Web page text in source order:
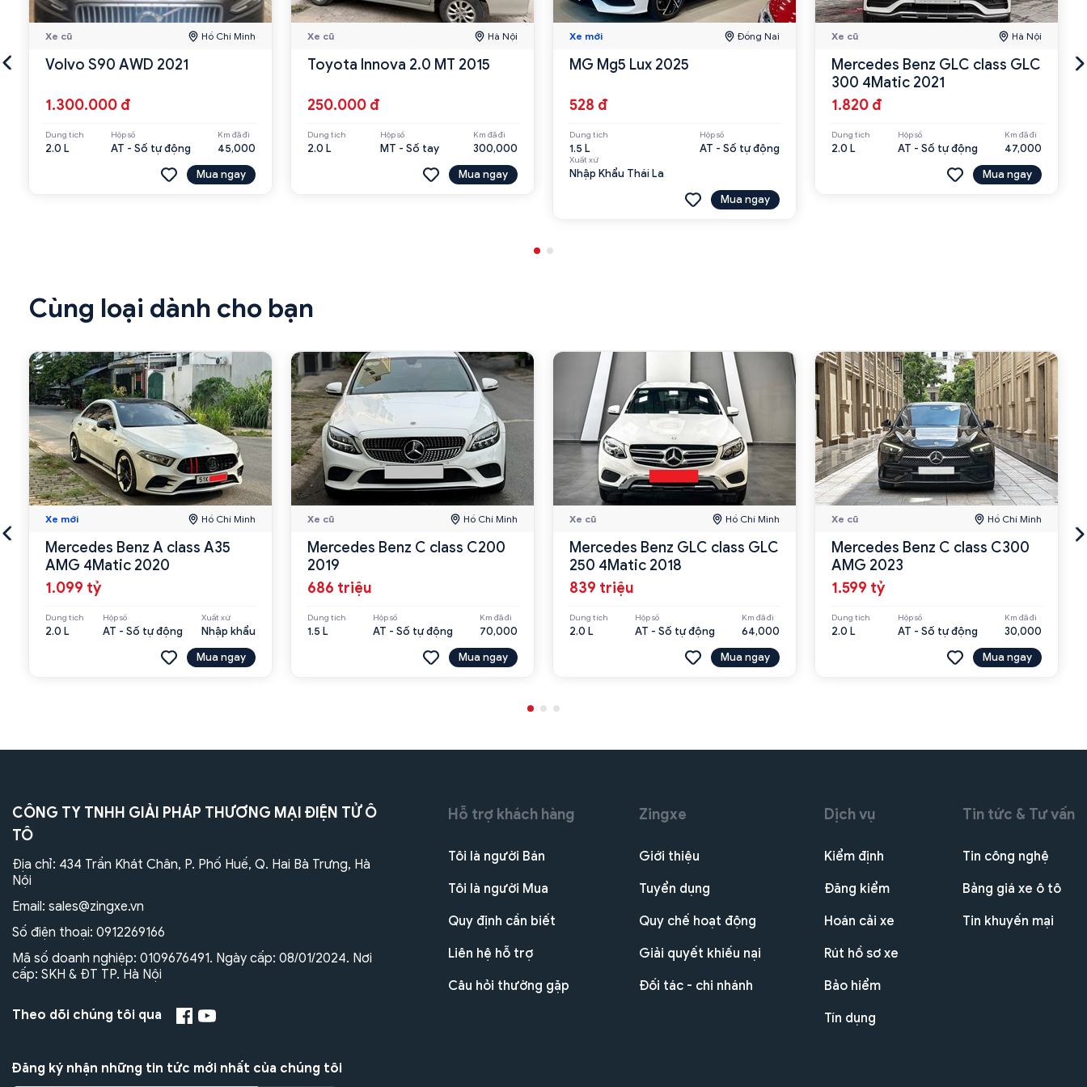
Xe cũ Hồ Chí Minh
Volvo S90 AWD 2021
1.300.000 đ
Dung tích
2.0 L
Hộp số
AT - Số tự động
Km đã đi
45,000
Mua ngay
Xe cũ Hà Nội
Toyota Innova 2.0 MT 2015
250.000 đ
Dung tích
2.0 L
Hộp số
MT - Số tay
Km đã đi
300,000
Mua ngay
Xe mới Đồng Nai
MG Mg5 Lux 2025
528 đ
Dung tích
1.5 L
Hộp số
AT - Số tự động
Xuất xứ
Nhập Khẩu Thái La
Mua ngay
Xe cũ Hà Nội
Mercedes Benz GLC class GLC
300 4Matic 2021
1.820 đ
Dung tích
2.0 L
Hộp số
AT - Số tự động
Km đã đi
47,000
Mua ngay
Cùng loại dành cho bạn
Xe mới Hồ Chí Minh
Mercedes Benz A class A35
AMG 4Matic 2020
1.099 tỷ
Dung tích
2.0 L
Hộp số
AT - Số tự động
Xuất xứ
Nhập khẩu
Mua ngay
Xe cũ Hồ Chí Minh
Mercedes Benz C class C200
2019
686 triệu
Dung tích
1.5 L
Hộp số
AT - Số tự động
Km đã đi
70,000
Mua ngay
Xe cũ Hồ Chí Minh
Mercedes Benz GLC class GLC
250 4Matic 2018
839 triệu
Dung tích
2.0 L
Hộp số
AT - Số tự động
Km đã đi
64,000
Mua ngay
Xe cũ Hồ Chí Minh
Mercedes Benz C class C300
AMG 2023
1.599 tỷ
Dung tích
2.0 L
Hộp số
AT - Số tự động
Km đã đi
30,000
Mua ngay
CÔNG TY TNHH GIẢI PHÁP THƯƠNG MẠI ĐIỆN TỬ Ô
TÔ
Địa chỉ: 434 Trần Khát Chân, P. Phố Huế, Q. Hai Bà Trưng, Hà
Nội
Email: sales@zingxe.vn
Số điện thoại: 0912269166
Mã số doanh nghiệp: 0109676491. Ngày cấp: 08/01/2024. Nơi
cấp: SKH & ĐT TP. Hà Nội
Theo dõi chúng tôi qua
Đăng ký nhận những tin tức mới nhất của chúng tôi
Hỗ trợ khách hàng
Tôi là người Bán
Tôi là người Mua
Quy định cần biết
Liên hệ hỗ trợ
Câu hỏi thường gặp
Zingxe
Giới thiệu
Tuyển dụng
Quy chế hoạt động
Giải quyết khiếu nại
Đối tác - chi nhánh
Dịch vụ
Kiểm định
Đăng kiểm
Hoán cải xe
Rút hồ sơ xe
Bảo hiểm
Tín dụng
Tin tức & Tư vấn
Tin công nghệ
Bảng giá xe ô tô
Tin khuyến mại